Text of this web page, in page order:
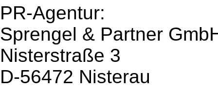
PR-Agentur:
Sprengel & Partner
Nisterstraße 3
D-56472 Nisterau